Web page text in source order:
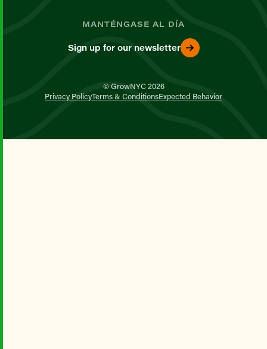
MANTÉNGASE AL DÍA
Sign up for our newsletter
© GrowNYC 2026
Privacy PolicyTerms & ConditionsExpected Behavior